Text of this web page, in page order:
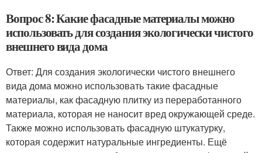
Вопрос 8: Какие фасадные материалы можно
использовать для создания экологически чистого
внешнего вида дома
Ответ: Для создания экологически чистого внешнего
вида дома можно использовать такие фасадные
материалы, как фасадную плитку из переработанного
материала, которая не наносит вред окружающей среде.
Также можно использовать фасадную штукатурку,
которая содержит натуральные ингредиенты. Ещё